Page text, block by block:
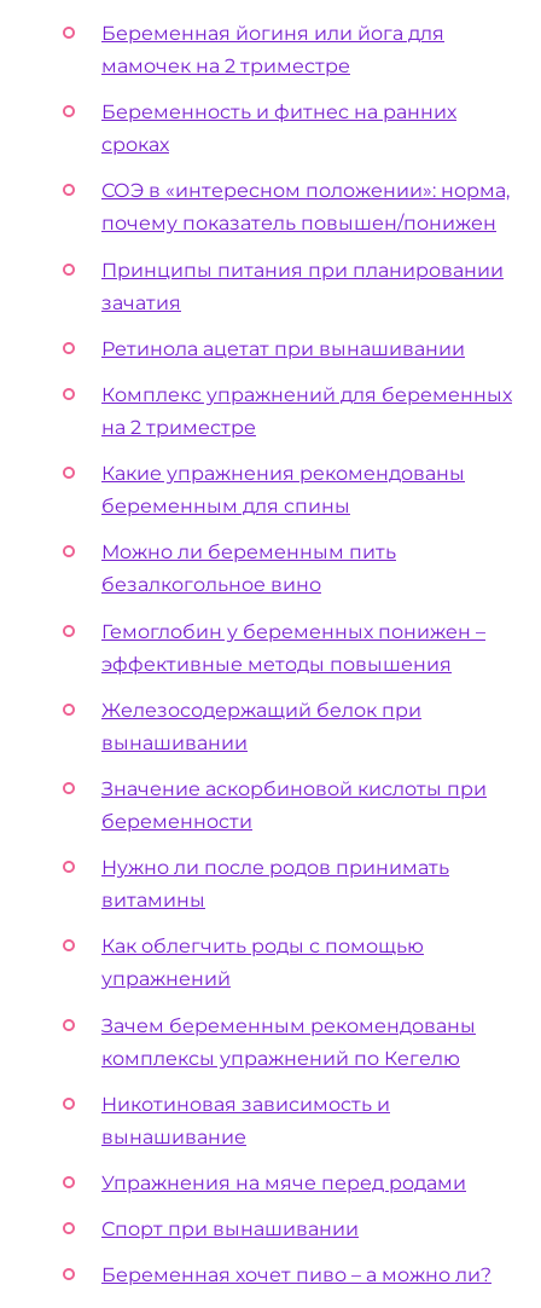
Беременная йогиня или йога для
мамочек на 2 триместре
Беременность и фитнес на ранних
сроках
СОЭ в «интересном положении»: норма,
почему показатель повышен/понижен
Принципы питания при планировании
зачатия
Ретинола ацетат при вынашивании
Комплекс упражнений для беременных
на 2 триместре
Какие упражнения рекомендованы
беременным для спины
Можно ли беременным пить
безалкогольное вино
Гемоглобин у беременных понижен –
эффективные методы повышения
Железосодержащий белок при
вынашивании
Значение аскорбиновой кислоты при
беременности
Нужно ли после родов принимать
витамины
Как облегчить роды с помощью
упражнений
Зачем беременным рекомендованы
комплексы упражнений по Кегелю
Никотиновая зависимость и
вынашивание
Упражнения на мяче перед родами
Спорт при вынашивании
Беременная хочет пиво – а можно ли?